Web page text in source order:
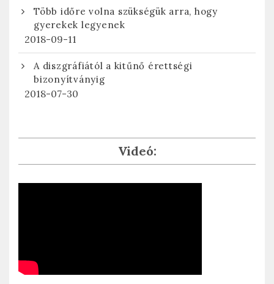
Több időre volna szükségük arra, hogy
gyerekek legyenek
2018-09-11
A diszgráfiától a kitűnő érettségi
bizonyítványig
2018-07-30
Videó: